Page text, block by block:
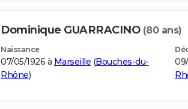
Dominique GUARRACINO (80 ans)
Naissance
07/05/1926 à Marseille (Bouches-du-
Rhône)